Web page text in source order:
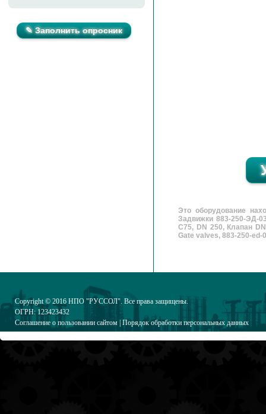
✎ Заполнить опросник
Это оборудование
Задвижки 883-250-ЭД-
C75, DN 250, Клапан
Gate valves, 883-250-ed-
Copyright © 2016 НПО "РУССОЛ". Все права защищены.
ОГРН: 123423432
Соглашение о пользовании сайтом Порядок обработки персональных данных